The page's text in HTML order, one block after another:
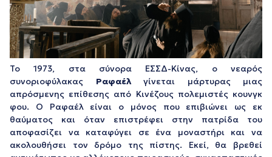
Το 1973, στα σύνορα ΕΣΣΔ-Κίνας, ο νεαρός
συνοριοφύλακας Ραφαέλγίνεται μάρτυρας μιας
απρόσμενης επίθεσης από Κινέζους πολεμιστές κουνγκ
φου. Ο Ραφαέλ είναι ο μόνος που επιβιώνει ως εκ
θαύματος και όταν επιστρέφει στην πατρίδα του
αποφασίζει να καταφύγει σε ένα μοναστήρι και να
ακολουθήσει τον δρόμο της πίστης. Εκεί, θα βρεθεί